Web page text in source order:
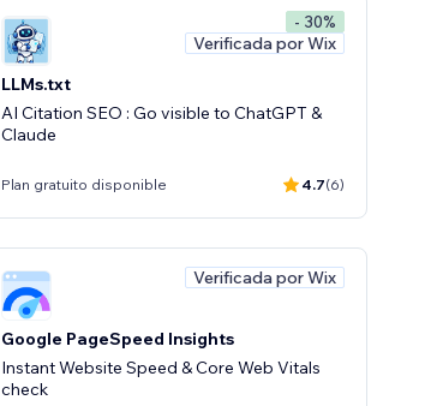
- 30%
Verificada por Wix
LLMs.txt
AI Citation SEO : Go visible to ChatGPT &
Claude
Plan gratuito disponible 4.7(6)
Verificada por Wix
Google PageSpeed Insights
Instant Website Speed & Core Web Vitals
check